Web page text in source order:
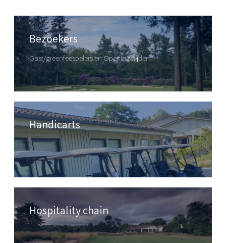
Bezoekers
Gast/greenfeespelers en Openingstijden
Handicarts
Hospitality chain